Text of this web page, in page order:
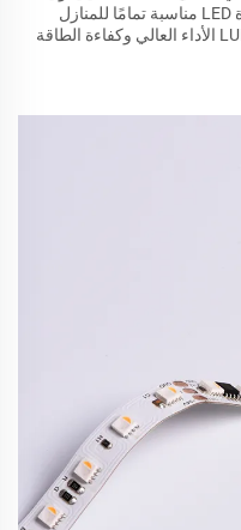
وملفات الألمنيوم، فإن هذه شرائط الإضاءة LED مناسبة تمامًا للمنازل
الحديثة والأماكن المهنية. يضمن LUMIMORE الأداء العالي وكفاءة الطاقة